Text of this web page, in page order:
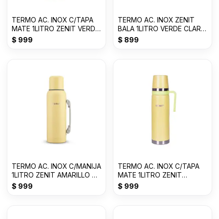
TERMO AC. INOX C/TAPA
MATE 1LITRO ZENIT VERDE
CLARO ZF3VC
$ 999
TERMO AC. INOX ZENIT
BALA 1LITRO VERDE CLARO
Z100XZVC
$ 899
TERMO AC. INOX C/MANIJA
1LITRO ZENIT AMARILLO P
Z100XZ1Y
$ 999
TERMO AC. INOX C/TAPA
MATE 1LITRO ZENIT
AMARILLO P ZF3Y
$ 999